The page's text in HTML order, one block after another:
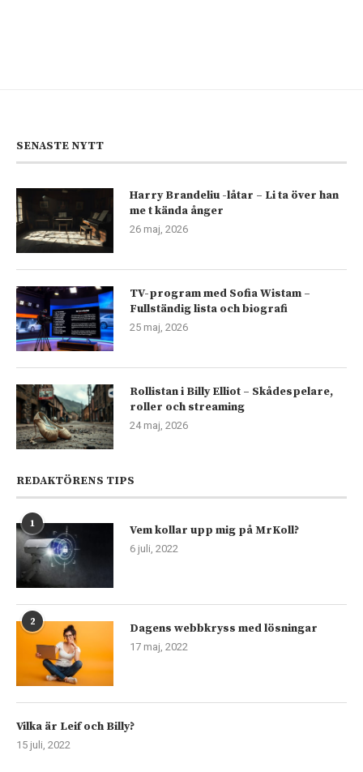
SENASTE NYTT
Harry Brandeliu -låtar – Li ta över han
me t kända ånger
26 maj, 2026
TV-program med Sofia Wistam –
Fullständig lista och biografi
25 maj, 2026
Rollistan i Billy Elliot – Skådespelare,
roller och streaming
24 maj, 2026
REDAKTÖRENS TIPS
1 Vem kollar upp mig på MrKoll?
6 juli, 2022
2 Dagens webbkryss med lösningar
17 maj, 2022
Vilka är Leif och Billy?
15 juli, 2022